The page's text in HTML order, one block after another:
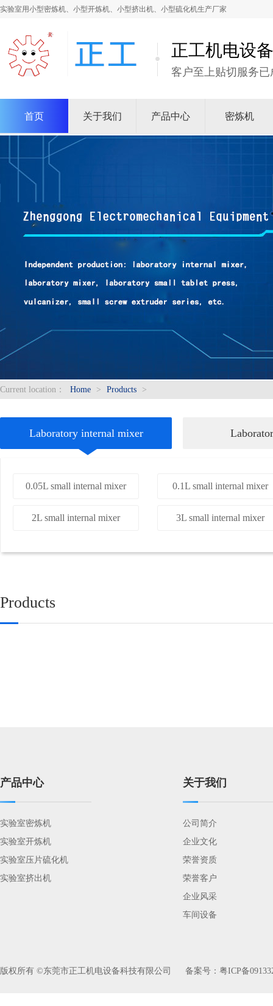
实验室用小型密炼机、小型开炼机、小型挤出机、小型硫化机生产厂家
正工机电设
客户至上贴切服务
首页 关于我们 产品中心 密炼机
Current location： Home > Products >
Laboratory internal mixer
0.05L small internal mixer 0.1L small internal mixer
2L small internal mixer 3L small internal mixer
Products
产品中心
实验室密炼机
实验室开炼机
实验室压片硫化机
实验室挤出机
关于我们
公司简介
企业文化
荣誉资质
荣誉客户
企业风采
车间设备
版权所有 ©东莞市正工机电设备科技有限公司 备案号：粤ICP备